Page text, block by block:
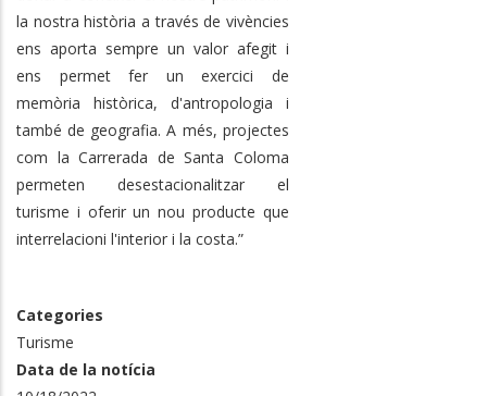
la nostra història a través de vivències
ens aporta sempre un valor afegit i
ens permetfer un exercici de
memòria històrica, d'antropologia i
també de geografia. A més, projectes
com la Carrerada de Santa Coloma
permeten desestacionalitzar el
turisme i oferir un nou producte que
interrelacioni l'interior i la costa.”
Categories
Turisme
Data de la notícia